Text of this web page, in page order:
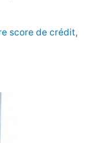
score de crédit,